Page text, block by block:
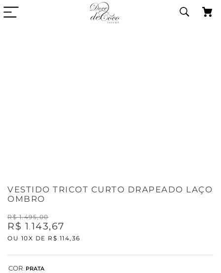
VESTIDO TRICOT CURTO DRAPEADO LAÇO
OMBRO
R$ 1.495,00
R$ 1 . 143,67
OU 10X DE R$ 114, 36
COR: PRATA